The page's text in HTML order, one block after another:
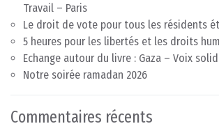
Travail – Paris
Le droit de vote pour tous les résidents
5 heures pour les libertés et les droits
Echange autour du livre : Gaza – Voix
Notre soirée ramadan 2026
Commentaires récents